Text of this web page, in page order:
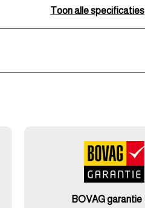
Toon alle specificaties
BOVAG garantie